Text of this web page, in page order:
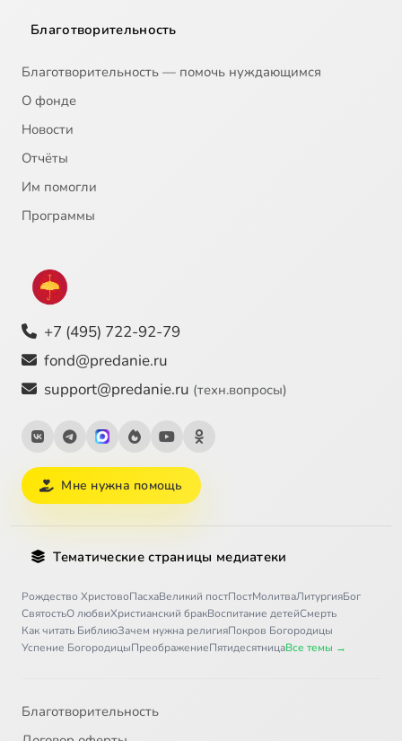
Благотворительность
Благотворительность — помочь нуждающимся
О фонде
Новости
Отчёты
Им помогли
Программы
+7 (495) 722-92-79
fond@predanie.ru
support@predanie.ru (техн.вопросы)
Мне нужна помощь
Тематические страницы медиатеки
Рождество ХристовоПасхаВеликий постПостМолитваЛитургияБог
СвятостьО любвиХристианский бракВоспитание детейСмерть
Как читать БиблиюЗачем нужна религияПокров Богородицы
Успение БогородицыПреображениеПятидесятницаВсе темы →
Благотворительность